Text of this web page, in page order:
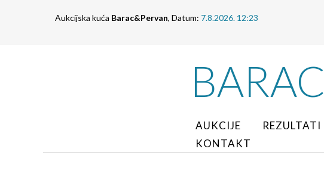
Aukcijska kuća Barac&Pervan, Datum: 7.8.2026. 12:23
AUKCIJE REZULTATI
KONTAKT